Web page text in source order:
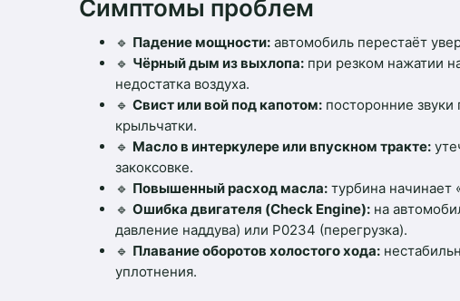
Симптомы проблем
🔹 Падение мощности: автомобиль перестаёт
🔹 Чёрный дым из выхлопа: при резком нажатии
недостатка воздуха.
🔹 Свист или вой под капотом: посторонние
крыльчатки.
🔹 Масло в интеркулере или впускном тракте:
закоксовке.
🔹 Повышенный расход масла: турбина начинает
🔹 Ошибка двигателя (Check Engine): на
давление наддува) или P0234 (перегрузка).
🔹 Плавание оборотов холостого хода:
уплотнения.